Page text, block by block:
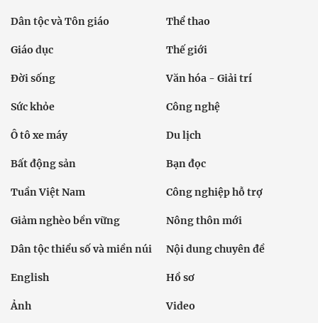
Dân tộc và Tôn giáo Thể thao
Giáo dục Thế giới
Đời sống Văn hóa - Giải trí
Sức khỏe Công nghệ
Ô tô xe máy Du lịch
Bất động sản Bạn đọc
Tuần Việt Nam Công nghiệp hỗ trợ
Giảm nghèo bền vững Nông thôn mới
Dân tộc thiểu số và miền núi Nội dung chuyên đề
English Hồ sơ
Ảnh Video